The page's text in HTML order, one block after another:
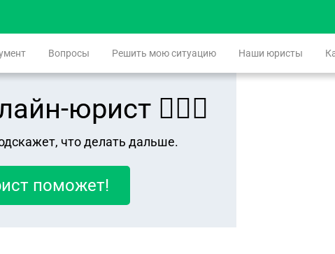
Вопросы Решить мою ситуацию Наши юристы
юрист 👨🏻‍⚖️
что делать дальше.
поможет!